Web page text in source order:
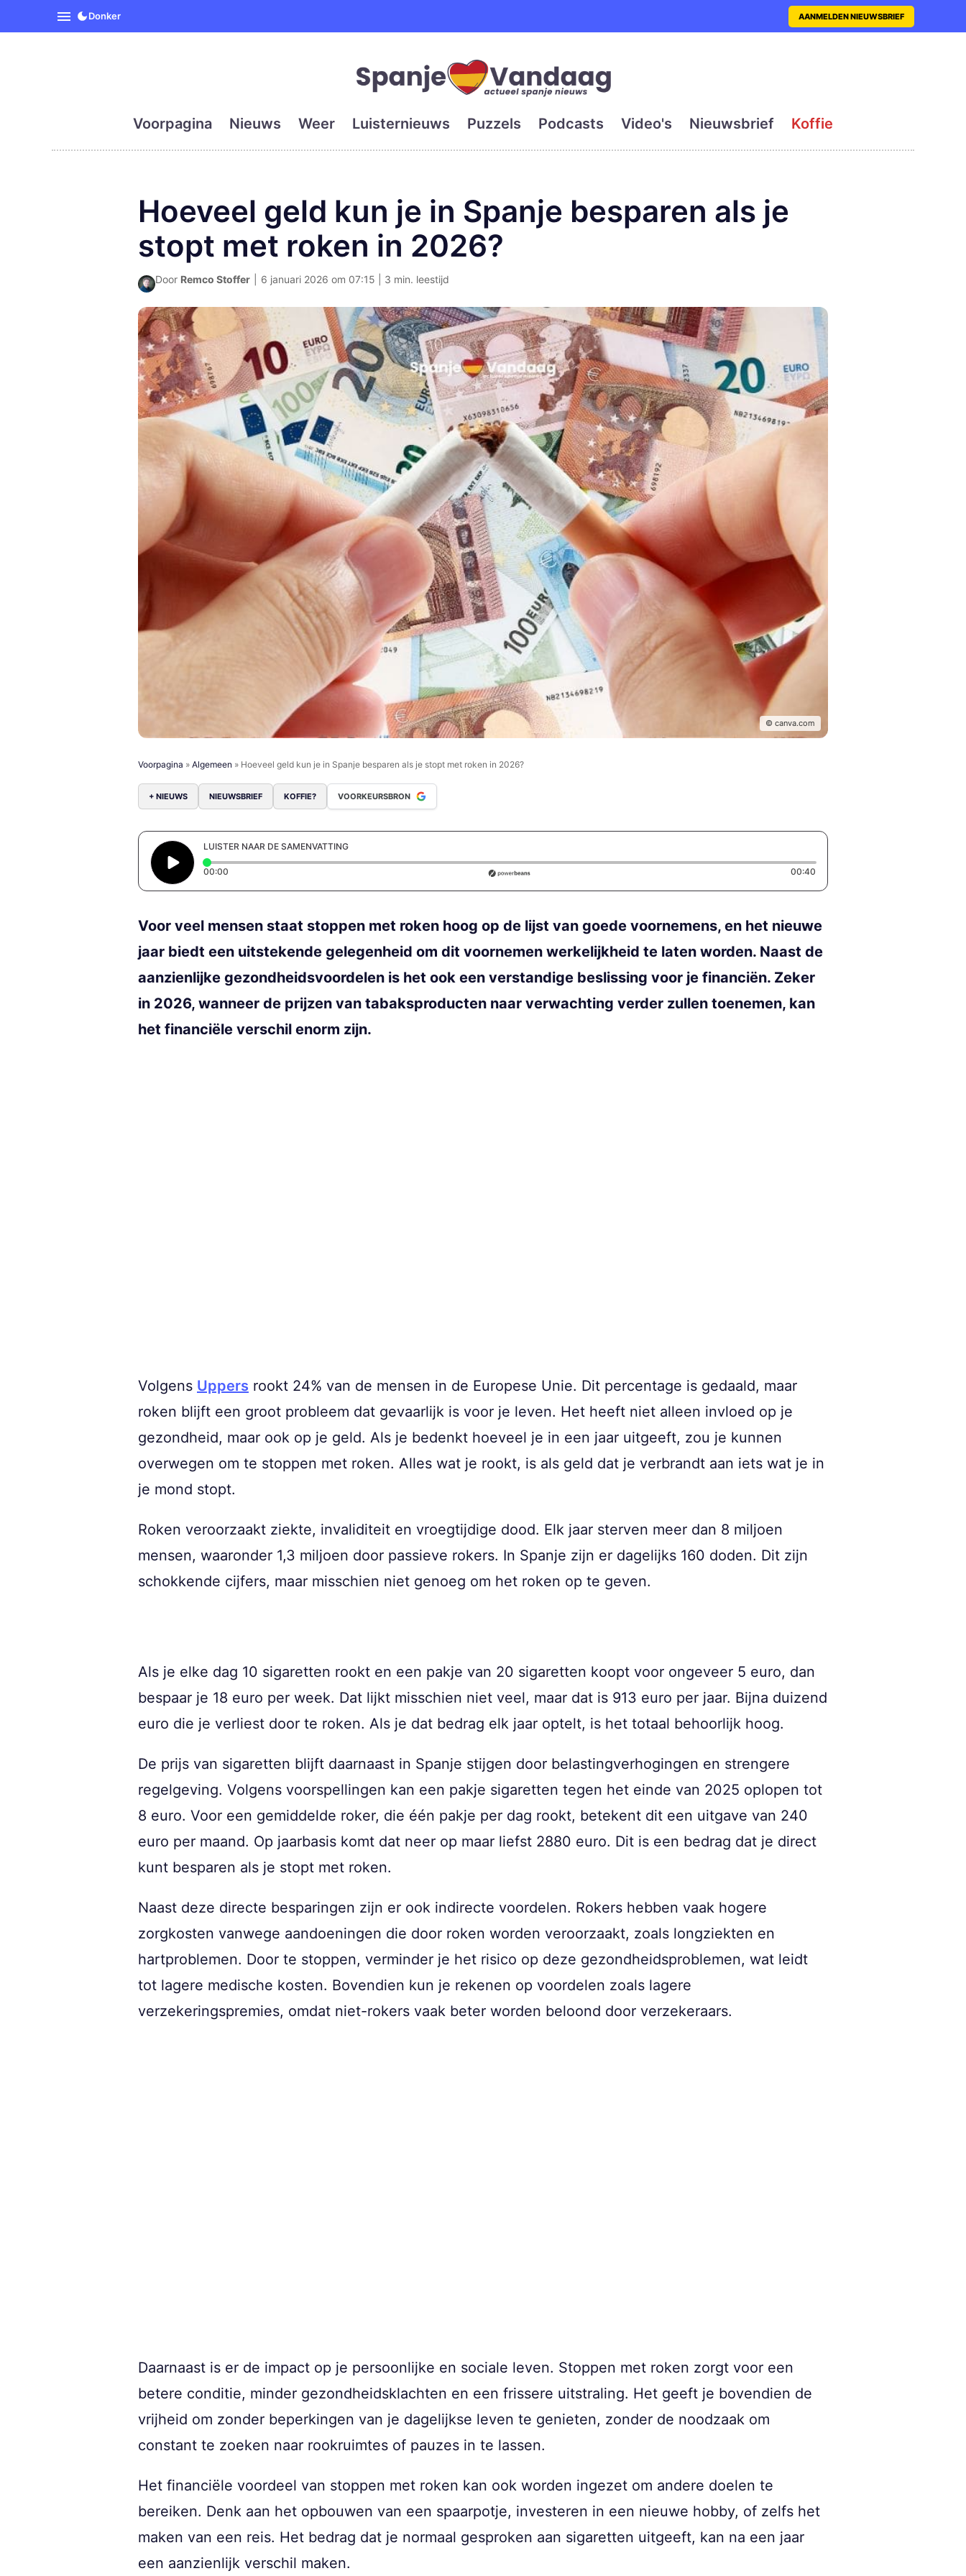
SpanjeVandaag is de eerste en grootste digitale krant met actueel en
Donker AANMELDEN NIEUWSBRIEF
Voorpagina Nieuws Weer Luisternieuws Puzzels Podcasts Video's Nieuwsbrief Koffie
Hoeveel geld kun je in Spanje besparen als je
stopt met roken in 2026?
Door Remco Stoffer 6 januari 2026 om 07:15 | 3 min. leestijd
© canva.com
Voorpagina » Algemeen » Hoeveel geld kun je in Spanje besparen als je stopt met roken in 2026?
+ NIEUWS NIEUWSBRIEF KOFFIE? VOORKEURSBRON
LUISTER NAAR DE SAMENVATTING
00:00 00:40
Voor veel mensen staat stoppen met roken hoog op de lijst van goede voornemens, en het nieuwe
jaar biedt een uitstekende gelegenheid om dit voornemen werkelijkheid te laten worden. Naast de
aanzienlijke gezondheidsvoordelen is het ook een verstandige beslissing voor je financiën. Zeker
in 2026, wanneer de prijzen van tabaksproducten naar verwachting verder zullen toenemen, kan
het financiële verschil enorm zijn.
Volgens Uppers rookt 24% van de mensen in de Europese Unie. Dit percentage is gedaald, maar
roken blijft een groot probleem dat gevaarlijk is voor je leven. Het heeft niet alleen invloed op je
gezondheid, maar ook op je geld. Als je bedenkt hoeveel je in een jaar uitgeeft, zou je kunnen
overwegen om te stoppen met roken. Alles wat je rookt, is als geld dat je verbrandt aan iets wat je in
je mond stopt.
Roken veroorzaakt ziekte, invaliditeit en vroegtijdige dood. Elk jaar sterven meer dan 8 miljoen
mensen, waaronder 1,3 miljoen door passieve rokers. In Spanje zijn er dagelijks 160 doden. Dit zijn
schokkende cijfers, maar misschien niet genoeg om het roken op te geven.
Als je elke dag 10 sigaretten rookt en een pakje van 20 sigaretten koopt voor ongeveer 5 euro, dan
bespaar je 18 euro per week. Dat lijkt misschien niet veel, maar dat is 913 euro per jaar. Bijna duizend
euro die je verliest door te roken. Als je dat bedrag elk jaar optelt, is het totaal behoorlijk hoog.
De prijs van sigaretten blijft daarnaast in Spanje stijgen door belastingverhogingen en strengere
regelgeving. Volgens voorspellingen kan een pakje sigaretten tegen het einde van 2025 oplopen tot
8 euro. Voor een gemiddelde roker, die één pakje per dag rookt, betekent dit een uitgave van 240
euro per maand. Op jaarbasis komt dat neer op maar liefst 2880 euro. Dit is een bedrag dat je direct
kunt besparen als je stopt met roken.
Naast deze directe besparingen zijn er ook indirecte voordelen. Rokers hebben vaak hogere
zorgkosten vanwege aandoeningen die door roken worden veroorzaakt, zoals longziekten en
hartproblemen. Door te stoppen, verminder je het risico op deze gezondheidsproblemen, wat leidt
tot lagere medische kosten. Bovendien kun je rekenen op voordelen zoals lagere
verzekeringspremies, omdat niet-rokers vaak beter worden beloond door verzekeraars.
Daarnaast is er de impact op je persoonlijke en sociale leven. Stoppen met roken zorgt voor een
betere conditie, minder gezondheidsklachten en een frissere uitstraling. Het geeft je bovendien de
vrijheid om zonder beperkingen van je dagelijkse leven te genieten, zonder de noodzaak om
constant te zoeken naar rookruimtes of pauzes in te lassen.
Het financiële voordeel van stoppen met roken kan ook worden ingezet om andere doelen te
bereiken. Denk aan het opbouwen van een spaarpotje, investeren in een nieuwe hobby, of zelfs het
maken van een reis. Het bedrag dat je normaal gesproken aan sigaretten uitgeeft, kan na een jaar
een aanzienlijk verschil maken.